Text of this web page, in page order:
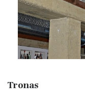
Tronas